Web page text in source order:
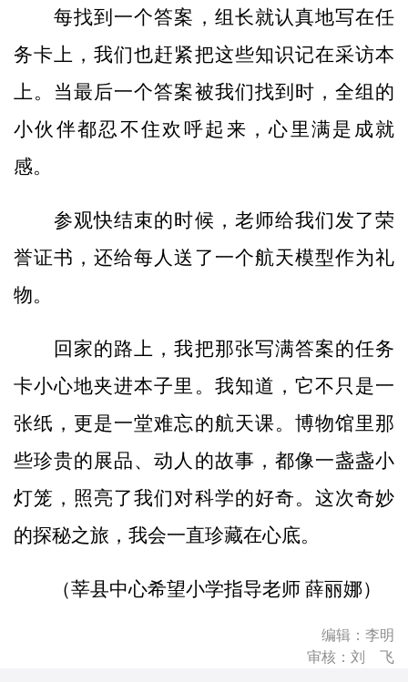
每找到一个答案，组长就认真地写在任
务卡上，我们也赶紧把这些知识记在采访本
上。当最后一个答案被我们找到时，全组的
小伙伴都忍不住欢呼起来，心里满是成就
感。
参观快结束的时候，老师给我们发了荣
誉证书，还给每人送了一个航天模型作为礼
物。
回家的路上，我把那张写满答案的任务
卡小心地夹进本子里。我知道，它不只是一
张纸，更是一堂难忘的航天课。博物馆里那
些珍贵的展品、动人的故事，都像一盏盏小
灯笼，照亮了我们对科学的好奇。这次奇妙
的探秘之旅，我会一直珍藏在心底。
（莘县中心希望小学指导老师 薛丽娜）
编辑：李明
审核：刘 飞